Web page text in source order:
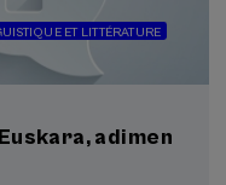
ET LITTÉRATURE
adimen